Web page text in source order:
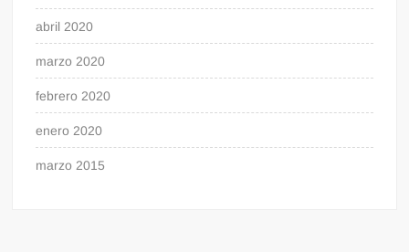
abril 2020
marzo 2020
febrero 2020
enero 2020
marzo 2015